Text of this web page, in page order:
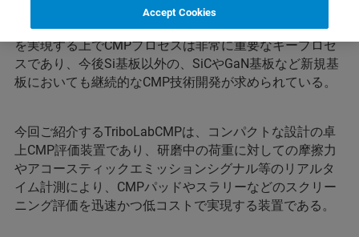
半導体製造プロセスにおいて多層化は微細化を緩和する
技術として必要不可欠になってきた。そしてその多層化
を実現する上でCMPプロセスは非常に重要なキープロセ
スであり、今後Si基板以外の、SiCやGaN基板など新規基
板においても継続的なCMP技術開発が求められている。
今回ご紹介するTriboLabCMPは、コンパクトな設計の卓
上CMP評価装置であり、研磨中の荷重に対しての摩擦力
やアコースティックエミッションシグナル等のリアルタ
イム計測により、CMPパッドやスラリーなどのスクリー
ニング評価を迅速かつ低コストで実現する装置である。
Accept Cookies